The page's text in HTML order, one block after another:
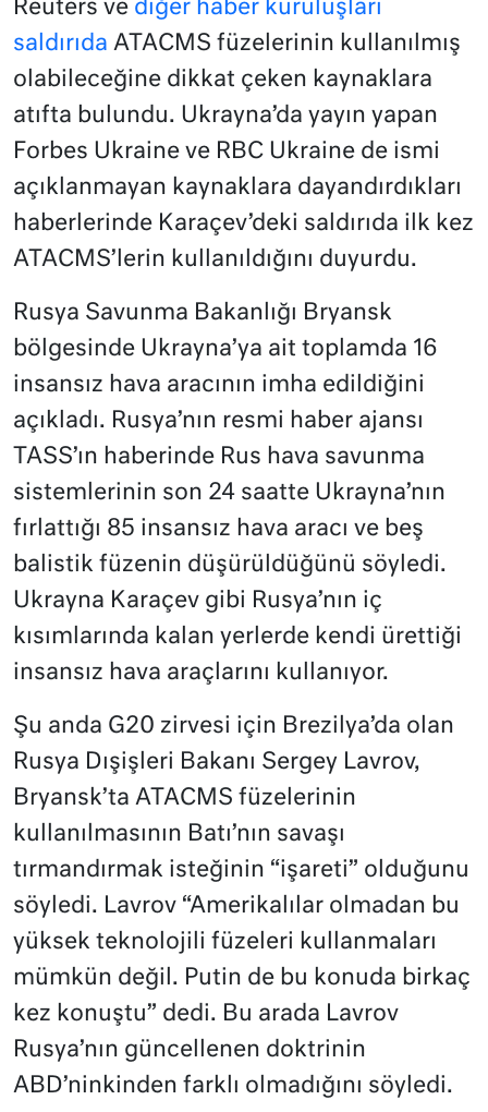
Reuters ve diğer haber kuruluşları
saldırıda ATACMS füzelerinin kullanılmış
olabileceğine dikkat çeken kaynaklara
atıfta bulundu. Ukrayna’da yayın yapan
Forbes Ukraine ve RBC Ukraine de ismi
açıklanmayan kaynaklara dayandırdıkları
haberlerinde Karaçev’deki saldırıda ilk kez
ATACMS’lerin kullanıldığını duyurdu.
Rusya Savunma Bakanlığı Bryansk
bölgesinde Ukrayna’ya ait toplamda 16
insansız hava aracının imha edildiğini
açıkladı. Rusya’nın resmi haber ajansı
TASS’ın haberinde Rus hava savunma
sistemlerinin son 24 saatte Ukrayna’nın
fırlattığı 85 insansız hava aracı ve beş
balistik füzenin düşürüldüğünü söyledi.
Ukrayna Karaçev gibi Rusya’nın iç
kısımlarında kalan yerlerde kendi ürettiği
insansız hava araçlarını kullanıyor.
Şu anda G20 zirvesi için Brezilya’da olan
Rusya Dışişleri Bakanı Sergey Lavrov,
Bryansk’ta ATACMS füzelerinin
kullanılmasının Batı’nın savaşı
tırmandırmak isteğinin “işareti” olduğunu
söyledi. Lavrov “Amerikalılar olmadan bu
yüksek teknolojili füzeleri kullanmaları
mümkün değil. Putin de bu konuda birkaç
kez konuştu” dedi. Bu arada Lavrov
Rusya’nın güncellenen doktrinin
ABD’ninkinden farklı olmadığını söyledi.